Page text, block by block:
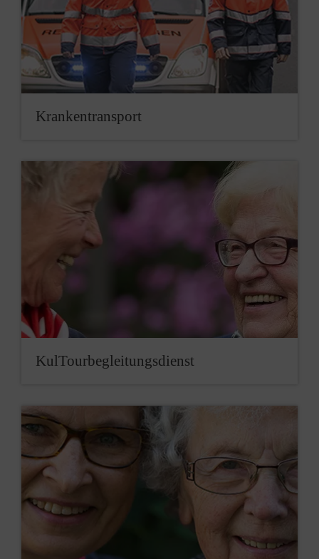
Kran­ken­trans­port
KulTour­begleitungs­dienst